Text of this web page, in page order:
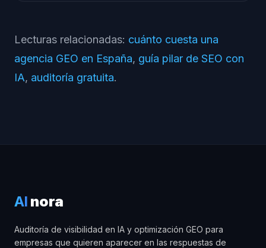
Lecturas relacionadas: cuánto cuesta una
agencia GEO en España, guía pilar de SEO con
IA, auditoría gratuita.
AI nora
Auditoría de visibilidad en IA y optimización GEO para
empresas que quieren aparecer en las respuestas de